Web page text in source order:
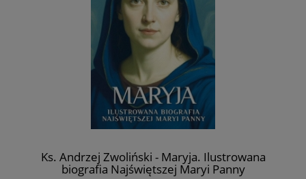
Ks. Andrzej Zwoliński - Maryja. Ilustrowana
biografia Najświętszej Maryi Panny